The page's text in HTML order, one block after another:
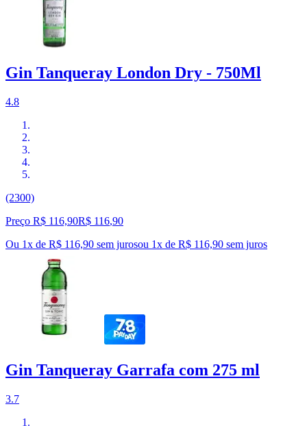
Gin Tanqueray London Dry - 750Ml
4.8
(2300)
Preço R$ 116,90R$ 116,90
Ou 1x de R$ 116,90 sem jurosou 1x de R$ 116,90 sem juros
Gin Tanqueray Garrafa com 275 ml
3.7